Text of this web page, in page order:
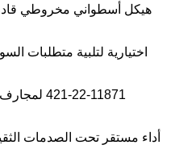
هيكل أسطواني مخروطي
أداء مستقر تحت الصدمات